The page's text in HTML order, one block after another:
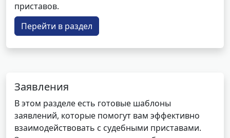
приставов.
Перейти в раздел
Заявления
В этом разделе есть готовые шаблоны
заявлений, которые помогут вам эффективно
взаимодействовать с судебными приставами.